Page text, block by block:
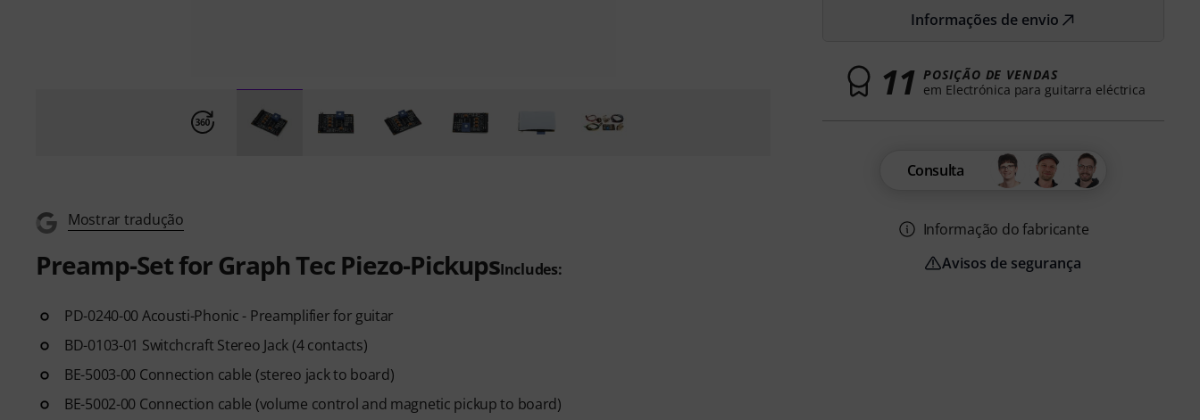
Mostrar tradução
Preamp-Set for Graph Tec Piezo-PickupsIncludes:
PD-0240-00 Acousti-Phonic - Preamplifier for guitar
BD-0103-01 Switchcraft Stereo Jack (4 contacts)
BE-5003-00 Connection cable (stereo jack to board)
BE-5002-00 Connection cable (volume control and magnetic pickup to board)
Informações de envio
11 POSIÇÃO DE VENDAS
em Electrónica para guitarra eléctrica
Consulta
Informação do fabricante
Avisos de segurança